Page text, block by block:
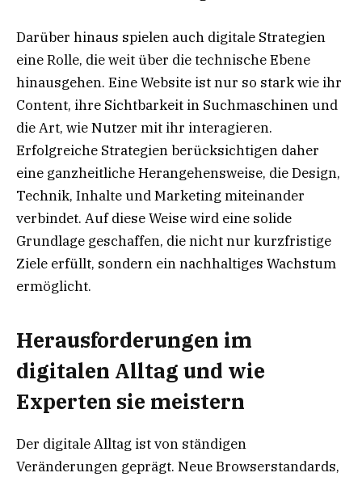
Darüber hinaus spielen auch digitale Strategien
eine Rolle, die weit über die technische Ebene
hinausgehen. Eine Website ist nur so stark wie ihr
Content, ihre Sichtbarkeit in Suchmaschinen und
die Art, wie Nutzer mit ihr interagieren.
Erfolgreiche Strategien berücksichtigen daher
eine ganzheitliche Herangehensweise, die Design,
Technik, Inhalte und Marketing miteinander
verbindet. Auf diese Weise wird eine solide
Grundlage geschaffen, die nicht nur kurzfristige
Ziele erfüllt, sondern ein nachhaltiges Wachstum
ermöglicht.
Herausforderungen im
digitalen Alltag und wie
Experten sie meistern
Der digitale Alltag ist von ständigen
Veränderungen geprägt. Neue Browserstandards,